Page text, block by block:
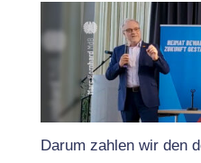
Darum zahlen wir den